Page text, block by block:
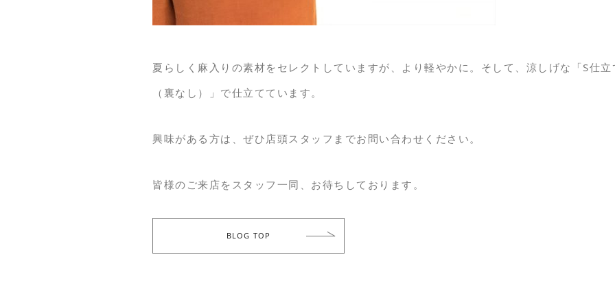
夏らしく麻入りの素材をセレクトしていますが、より軽やかに。そして、涼しげな「S仕立
（裏なし）」で仕立てています。
興味がある方は、ぜひ店頭スタッフまでお問い合わせください。
皆様のご来店をスタッフ一同、お待ちしております。
BLOG TOP